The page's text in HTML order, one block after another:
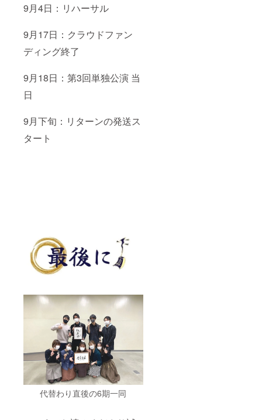
9月4日：リハーサル
9月17日：クラウドファン
ディング終了
9月18日：第3回単独公演 当
日
9月下旬：リターンの発送ス
タート
代替わり直後の6期一同